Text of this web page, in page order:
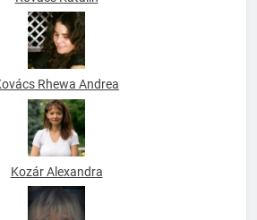
Kovács Katalin
Kovács Rhewa Andrea
Kozár Alexandra